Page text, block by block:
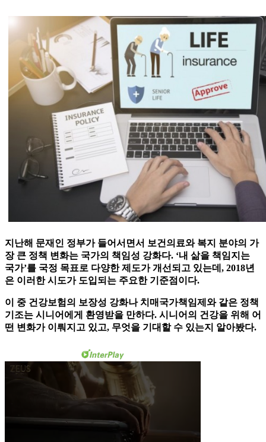
지난해 문재인 정부가 들어서면서 보건의료와 복지 분야의 가
장 큰 정책 변화는 국가의 책임성 강화다. ‘내 삶을 책임지는
국가’를 국정 목표로 다양한 제도가 개선되고 있는데, 2018년
은 이러한 시도가 도입되는 주요한 기준점이다.
이 중 건강보험의 보장성 강화나 치매국가책임제와 같은 정책
기조는 시니어에게 환영받을 만하다. 시니어의 건강을 위해 어
떤 변화가 이뤄지고 있고, 무엇을 기대할 수 있는지 알아봤다.